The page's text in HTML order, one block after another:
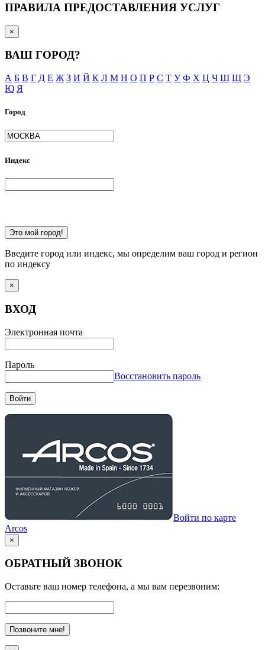
ПРАВИЛА ПРЕДОСТАВЛЕНИЯ УСЛУГ
×
ВАШ ГОРОД?
А Б В Г Д Е Ж З И Й К Л М Н О П Р С Т У Ф Х Ц Ч Ш Щ Э
Ю Я
Город
Индекс
Это мой город!
Введите город или индекс, мы определим ваш город и регион
по индексу
×
ВХОД
Электронная почта
Пароль
Восстановить пароль
Войти
Войти по карте
Arcos
×
ОБРАТНЫЙ ЗВОНОК
Оставьте ваш номер телефона, а мы вам перезвоним:
Позвоните мне!